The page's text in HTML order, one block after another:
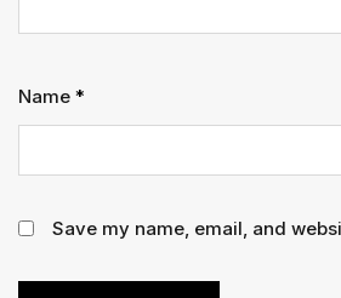
Name *
Save my name, email, and